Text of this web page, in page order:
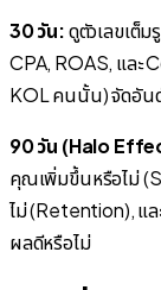
30 วัน:ดูตัวเลขเต็
CPA, ROAS, และ
KOL คนนั้น) จัดอันดั
90 วัน (Halo
คุณเพิ่มขึ้นหรือไม่
ไม่ (Retention), แล
ผลดีหรือไม่